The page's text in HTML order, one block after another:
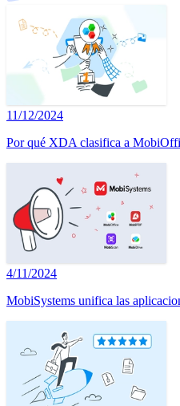
11/12/2024
Por qué XDA clasifica a
4/11/2024
MobiSystems unifica las